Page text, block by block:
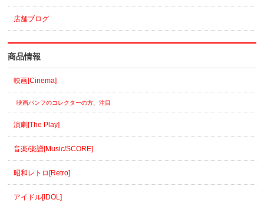
店舗ブログ
商品情報
映画[Cinema]
映画パンフのコレクターの方、注目
演劇[The Play]
音楽/楽譜[Music/SCORE]
昭和レトロ[Retro]
アイドル[IDOL]